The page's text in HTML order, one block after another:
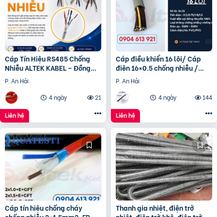
Cáp Tín Hiệu RS485 Chống
Nhiễu ALTEK KABEL – Đồng
Nguyên Chất 100%, Truyền
Tín Hiệu Ổn Định
P. An Hải
4 ngày
21
Liên hệ
Cáp điều khiển 16 lõi/ Cáp
điện 16×0.5 chống nhiễu /
Control Cable SH -500
16×0.75 Altek Kabel
P. An Hải
4 ngày
144
Liên hệ
Cáp tín hiệu chống cháy
Thanh gia nhiệt, điện trở